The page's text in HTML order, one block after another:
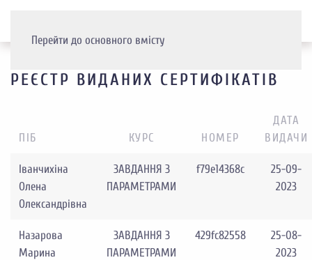
Перейти до основного вмісту
РЕЄСТР ВИДАНИХ СЕРТИФІКАТІВ
ПІБ КУРС НОМЕР
ДАТА
ВИДАЧИ
Іванчихіна
Олена
Олександрівна
ЗАВДАННЯ З
ПАРАМЕТРАМИ
f79e14368c
25-09-
2023
Назарова
Марина
ЗАВДАННЯ З
ПАРАМЕТРАМИ
429fc82558
25-08-
2023